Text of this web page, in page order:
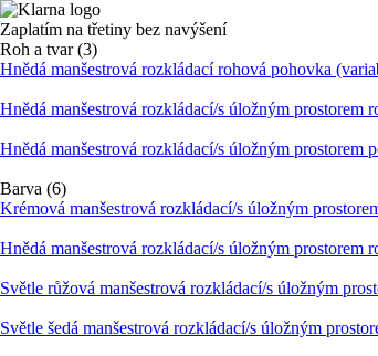
Zaplatím na třetiny bez navýšení
Roh a tvar (3)
Hnědá manšestrová rozkládací rohová pohovka
Hnědá manšestrová rozkládací/s úložným prostorem
Hnědá manšestrová rozkládací/s úložným prostorem
Barva (6)
Krémová manšestrová rozkládací/s úložným
Hnědá manšestrová rozkládací/s úložným prostorem
Světle růžová manšestrová rozkládací/s úložným
Světle šedá manšestrová rozkládací/s úložným